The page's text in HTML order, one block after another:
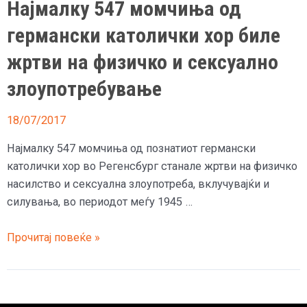
XVI
силувани
деца
Најмалку 547 момчиња од
германски католички хор биле
жртви на физичко и сексуално
злоупотребување
18/07/2017
Најмалку 547 момчиња од познатиот германски
католички хор во Регенсбург станале жртви на физичко
насилство и сексуална злоупотреба, вклучувајќи и
силувања, во периодот меѓу 1945 …
Најмалку
момчиња
Прочитај повеќе »